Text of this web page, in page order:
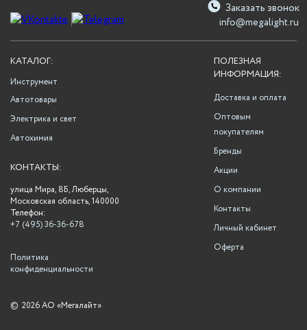
info@megalight.ru
Заказать звонок
ПОЛЕЗНАЯ
ИНФОРМАЦИЯ:
Доставка и оплата
Оптовым
покупателям
Бренды
Акции
О компании
Контакты
Личный кабинет
Оферта
КАТАЛОГ:
Инструмент
Автотовары
Электрика и свет
Автохимия
КОНТАКТЫ:
улица Мира, 8Б, Люберцы,
Московская область, 140000
Телефон:
+7 (495) 36-36-678
Политика
конфиденциальности
© 2026 АО «Мегалайт»